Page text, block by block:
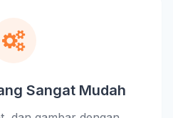
Sangat Mudah